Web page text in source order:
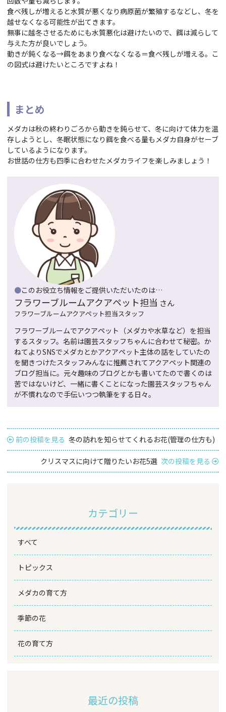
食べ残しが増えると水質が悪くなり病原菌が繁殖するなどし、冬を
越せなくなる可能性が出てきます。
無事に越冬させるためにも水質悪化は避けたいので、餌は減らして
与えた方が良いでしょう。
動きが鈍くなる→餌をあまり食べなくなる＝食べ残しが増える。こ
の図式は避けたいところですよね！
まとめ
メダカは秋の終わりごろから動きを鈍らせて、冬に向けて体力を温
存しようとし、冬眠状態になり餌を食べる量もメダカ自身がセーブ
しているようになります。
お世話の仕方も四季に合わせたメダカライフを楽しみましょう！
●このお役立ち情報をご提供いただいたのは…
フラワーブルームアクアペット担当 さん
フラワーブルームアクアペット担当スタッフ
フラワーブルームでアクアペット（メダカや水草など）を担当
するスタッフ。名前は園芸スタッフちゃんに合わせて秘密。か
ねてよりSNSでメダカとかアクアペット主体の話をしていたの
を聞きつけたスタッフみんなに推薦されてアクアペット関連の
ブログ担当に。元々趣味のブログとかも書いてたので書くのは
苦ではないけど、一緒に書くことになった園芸スタッフちゃん
が不慣れなので手伝いつつ執筆をする日々。
前の投稿を見る 冬の訪れを知らせてくれるお花(管理の仕方も)
クリスマスに向けて贈りたいお花5選 次の投稿を見る
カテゴリー
すべて
トピックス
メダカの育て方
季節の花
花の育て方
最近の投稿